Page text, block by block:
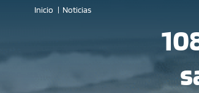
Inicio Noticias